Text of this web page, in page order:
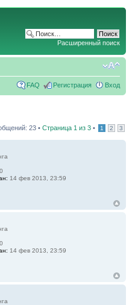
Расширенный поиск
FAQ Регистрация Вход
23 • Страница 1 из 3 • 1 2 3
14 фев 2013, 23:59
14 фев 2013, 23:59